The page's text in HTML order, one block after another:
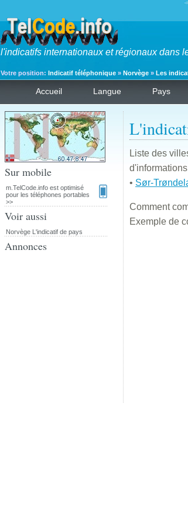
l'indicatifs internationaux et régionaux dans
Votre position: Indicatif téléphonique » Norvège » Les
Accueil Langue Pays
Liste des
• Sør-
Comment
Exemple de
Sur mobile
m.TelCode.info est optimisé
pour les téléphones portables
>>
Voir aussi
Norvège L'indicatif de pays
Annonces